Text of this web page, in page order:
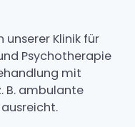
Klinik für
Psychotherapie
mit
B. ambulante